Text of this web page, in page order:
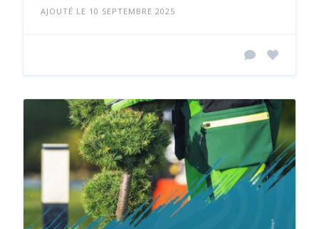
AJOUTÉ LE 10 SEPTEMBRE 2025